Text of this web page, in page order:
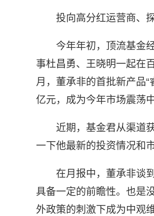
投向高分红运营商、
今年年初，顶流基金
事杜昌勇、王晓明一起在
月，董承非的首批新产品
亿元，成为今年市场震荡
近期，基金君从渠道
一下他最新的投资情况和
在月报中，董承非谈
具备一定的前瞻性。也是
外政策的刺激下成为中观